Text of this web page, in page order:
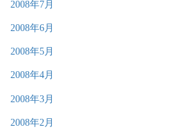
2008年7月
2008年6月
2008年5月
2008年4月
2008年3月
2008年2月